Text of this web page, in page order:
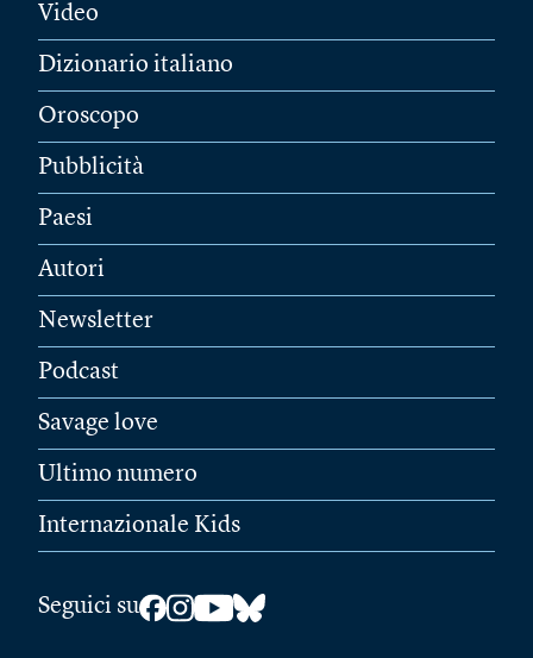
Video
Dizionario italiano
Oroscopo
Pubblicità
Paesi
Autori
Newsletter
Podcast
Savage love
Ultimo numero
Internazionale Kids
Seguici su